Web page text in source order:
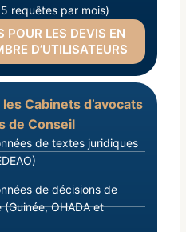
requêtes par mois)
POUR LES DEVIS EN
D’UTILISATEURS
Cabinets d’avocats
de Conseil
de textes juridiques
de décisions de
OHADA et